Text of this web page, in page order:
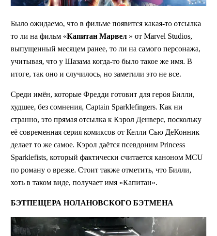
Было ожидаемо, что в фильме появится какая-то отсылка
то ли на фильм «Капитан Марвел » от Marvel Studios,
выпущенный месяцем ранее, то ли на самого персонажа,
учитывая, что у Шазама когда-то было такое же имя. В
итоге, так оно и случилось, но заметили это не все.
Среди имён, которые Фредди готовит для героя Билли,
худшее, без сомнения, Captain Sparklefingers. Как ни
странно, это прямая отсылка к Кэрол Денверс, поскольку
её современная серия комиксов от Келли Сью ДеКонник
делает то же самое. Кэрол даётся псевдоним Princess
Sparklefists, который фактически считается каноном MCU
по роману о врезке. Стоит также отметить, что Билли,
хоть в таком виде, получает имя «Капитан».
БЭТПЕЩЕРА НОЛАНОВСКОГО БЭТМЕНА